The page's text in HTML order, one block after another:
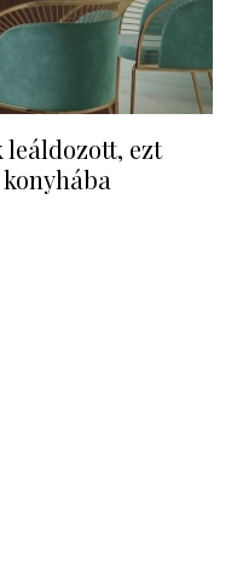
leáldozott, ezt